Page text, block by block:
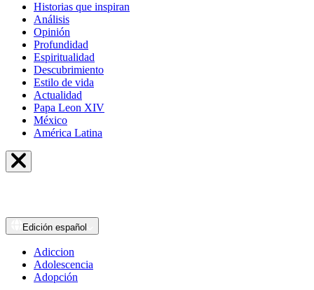
Historias que inspiran
Análisis
Opinión
Profundidad
Espiritualidad
Descubrimiento
Estilo de vida
Actualidad
Papa Leon XIV
México
América Latina
Edición español
Adiccion
Adolescencia
Adopción